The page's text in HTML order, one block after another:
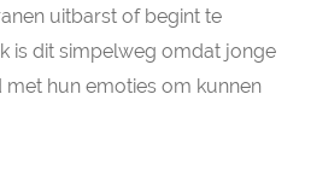
uitbarst of begint te
is dit simpelweg omdat jonge
met hun emoties om kunnen